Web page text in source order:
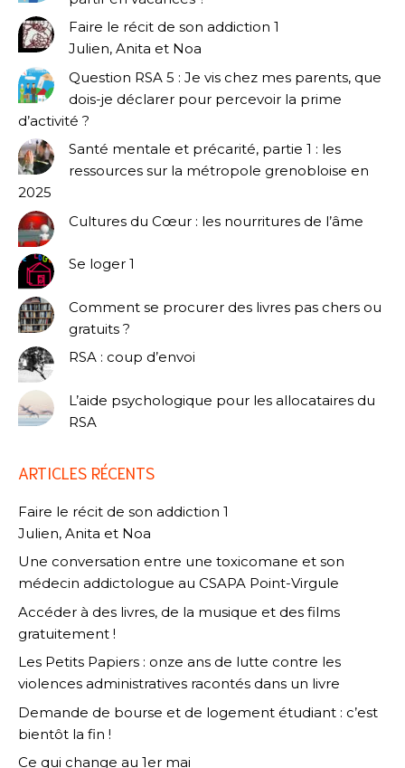
Faire le récit de son addiction 1
Julien, Anita et Noa
Question RSA 5 : Je vis chez mes parents, que
dois-je déclarer pour percevoir la prime
d’activité ?
Santé mentale et précarité, partie 1 : les
ressources sur la métropole grenobloise en
2025
Cultures du Cœur : les nourritures de l’âme
Se loger 1
Comment se procurer des livres pas chers ou
gratuits ?
RSA : coup d’envoi
L’aide psychologique pour les allocataires du
RSA
ARTICLES RÉCENTS
Faire le récit de son addiction 1
Julien, Anita et Noa
Une conversation entre une toxicomane et son
médecin addictologue au CSAPA Point-Virgule
Accéder à des livres, de la musique et des films
gratuitement !
Les Petits Papiers : onze ans de lutte contre les
violences administratives racontés dans un livre
Demande de bourse et de logement étudiant : c’est
bientôt la fin !
Ce qui change au 1er mai